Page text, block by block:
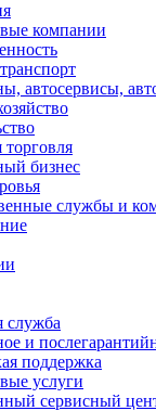
компании
автосервисы,
торговля
бизнес
службы и
служба
и
поддержка
услуги
сервисный